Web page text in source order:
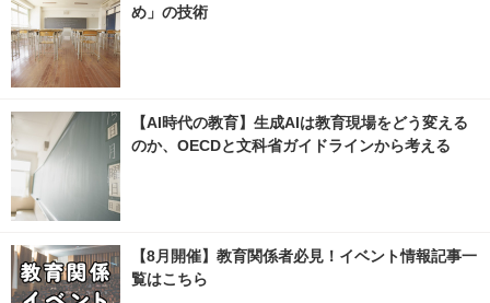
め」の技術
【AI時代の教育】生成AIは教育現場をどう変える
のか、OECDと文科省ガイドラインから考える
【8月開催】教育関係者必見！イベント情報記事一
覧はこちら